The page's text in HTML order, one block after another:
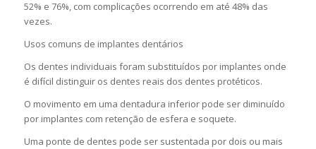
52% e 76%, com complicações ocorrendo em até 48% das
vezes.
Usos comuns de implantes dentários
Os dentes individuais foram substituídos por implantes onde
é difícil distinguir os dentes reais dos dentes protéticos.
O movimento em uma dentadura inferior pode ser diminuído
por implantes com retenção de esfera e soquete.
Uma ponte de dentes pode ser sustentada por dois ou mais